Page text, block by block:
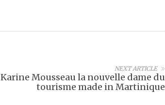
NEXT ARTICLE
Karine Mousseau la nouvelle dame du
tourisme made in Martinique